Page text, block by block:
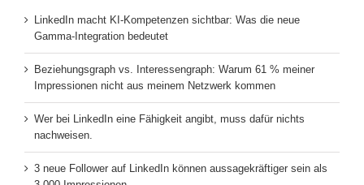
LinkedIn macht KI-Kompetenzen sichtbar: Was die neue
Gamma-Integration bedeutet
Beziehungsgraph vs. Interessengraph: Warum 61 % meiner
Impressionen nicht aus meinem Netzwerk kommen
Wer bei LinkedIn eine Fähigkeit angibt, muss dafür nichts
nachweisen.
3 neue Follower auf LinkedIn können aussagekräftiger sein als